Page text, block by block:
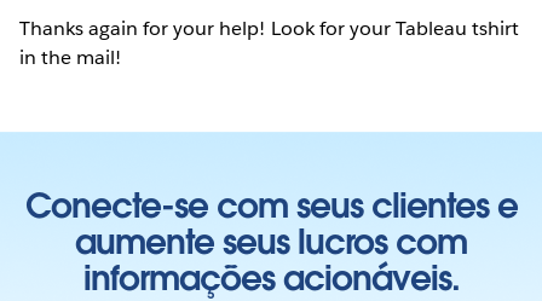
Thanks again for your help! Look for your Tableau tshirt
in the mail!
Conecte-se com seus clientes e
aumente seus lucros com
informações acionáveis.